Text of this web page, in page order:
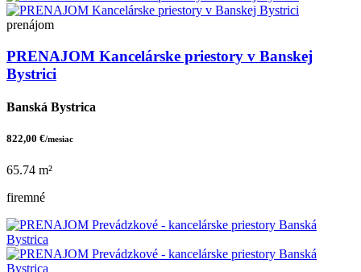
prenájom
PRENAJOM Kancelárske priestory v Banskej
Bystrici
Banská Bystrica
822,00 €/mesiac
65.74 m²
firemné